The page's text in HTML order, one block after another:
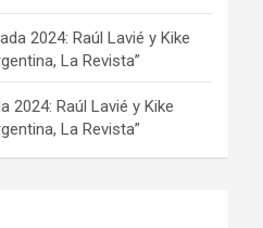
2024: Raúl Lavié y Kike
La Revista”
2024: Raúl Lavié y Kike
La Revista”